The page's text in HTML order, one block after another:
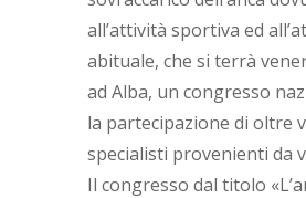
all’attività sportiva ed
abituale, che si terrà
ad Alba, un congresso
la partecipazione di oltre
specialisti provenienti da
Il congresso dal titolo